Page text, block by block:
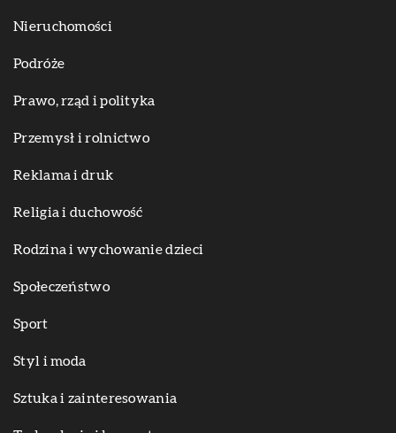
Nieruchomości
Podróże
Prawo, rząd i polityka
Przemysł i rolnictwo
Reklama i druk
Religia i duchowość
Rodzina i wychowanie dzieci
Społeczeństwo
Sport
Styl i moda
Sztuka i zainteresowania